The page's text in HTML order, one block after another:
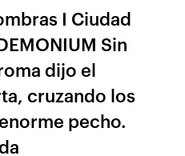
I Ciudad
Sin
dijo el
cruzando los
pecho.